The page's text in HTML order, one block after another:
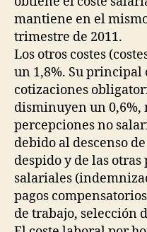
mantiene en el
trimestre de 2011.
Los otros costes
un 1,8%. Su principal
cotizaciones
disminuyen un 0,6%,
percepciones no
debido al descenso
despido y de las
salariales
pagos
de trabajo, selección